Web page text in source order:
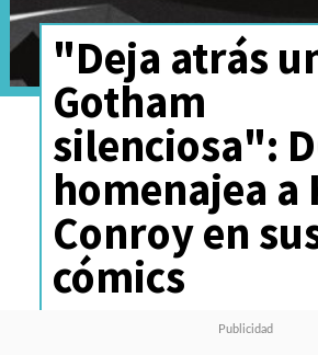
"Deja atrás
Gotham
silenciosa":
homenajea a
Conroy en
cómics